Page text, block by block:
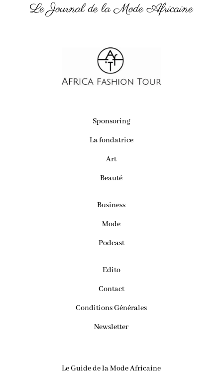
Le Journal de la Mode Africaine
Sponsoring
La fondatrice
Art
Beauté
Business
Mode
Podcast
Edito
Contact
Conditions Générales
Newsletter
Le Guide de la Mode Africaine